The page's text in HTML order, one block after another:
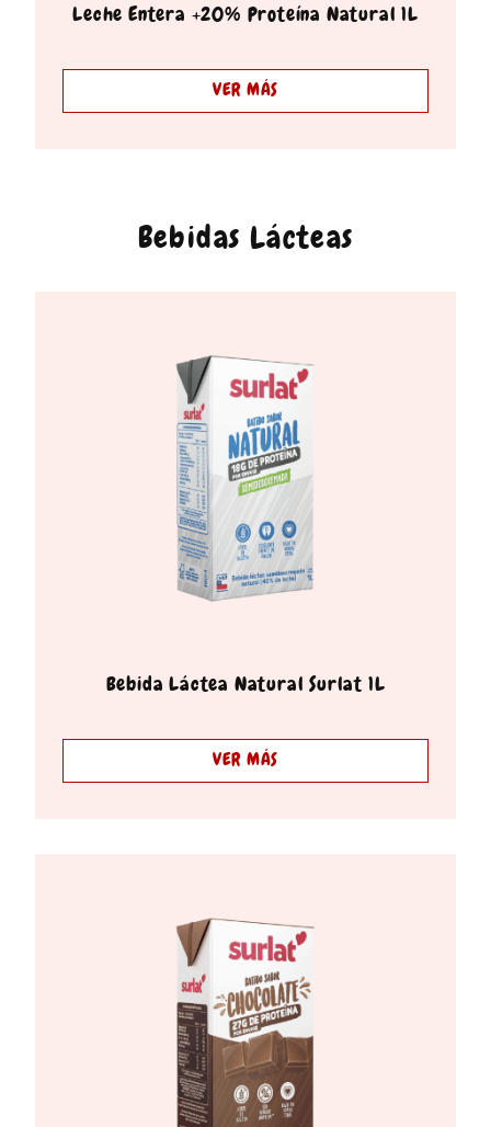
Leche Entera +20% Proteína Natural 1L
VER MÁS
Bebidas Lácteas
Bebida Láctea Natural Surlat 1L
VER MÁS